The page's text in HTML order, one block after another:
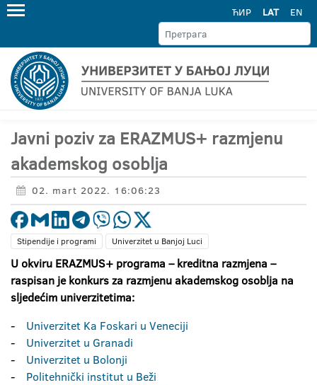
ЋИР LAT EN
Javni poziv za ERAZMUS+ razmjenu
akademskog osoblja
02. mart 2022. 16:06:23
Stipendije i programi Univerzitet u Banjoj Luci
U okviru ERAZMUS+ programa – kreditna razmjena –
raspisan je konkurs za razmjenu akademskog osoblja na
sljedećim univerzitetima:
- Univerzitet Ka Foskari u Veneciji
- Univerzitet u Granadi
- Univerzitet u Bolonji
- Politehnički institut u Beži